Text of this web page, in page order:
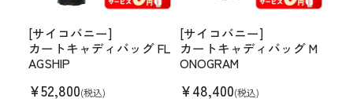
[サイコバニー]
カートキャディバッグ FL
AGSHIP
¥52,800(税込)
[サイコバニー]
カートキャディバッグ M
ONOGRAM
¥48,400(税込)